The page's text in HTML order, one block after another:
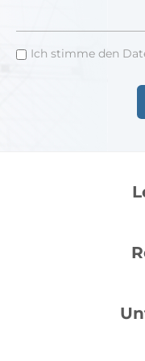
Ich stimme den